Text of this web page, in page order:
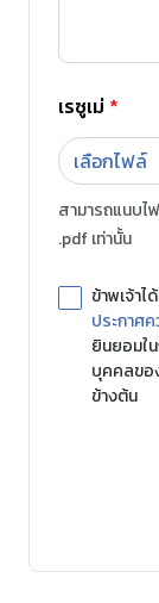
เรซูเม่ *
เลือกไฟล์
สามารถแนบไ
.pdf เท่านั้น
ข้าพเจ้าไ
ประกาศ
ยินยอมใ
บุคคลขอ
ข้างต้น